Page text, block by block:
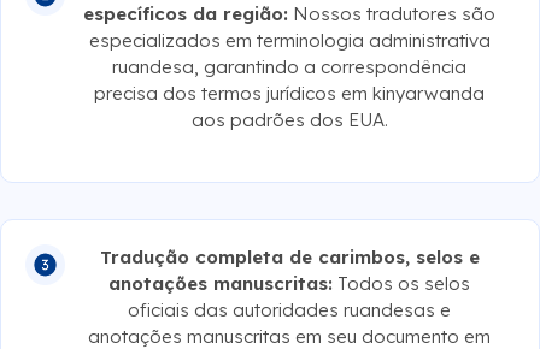
específicos da região: Nossos tradutores são
especializados em terminologia administrativa
ruandesa, garantindo a correspondência
precisa dos termos jurídicos em kinyarwanda
aos padrões dos EUA.
Tradução completa de carimbos, selos e
anotações manuscritas: Todos os selos
oficiais das autoridades ruandesas e
anotações manuscritas em seu documento em